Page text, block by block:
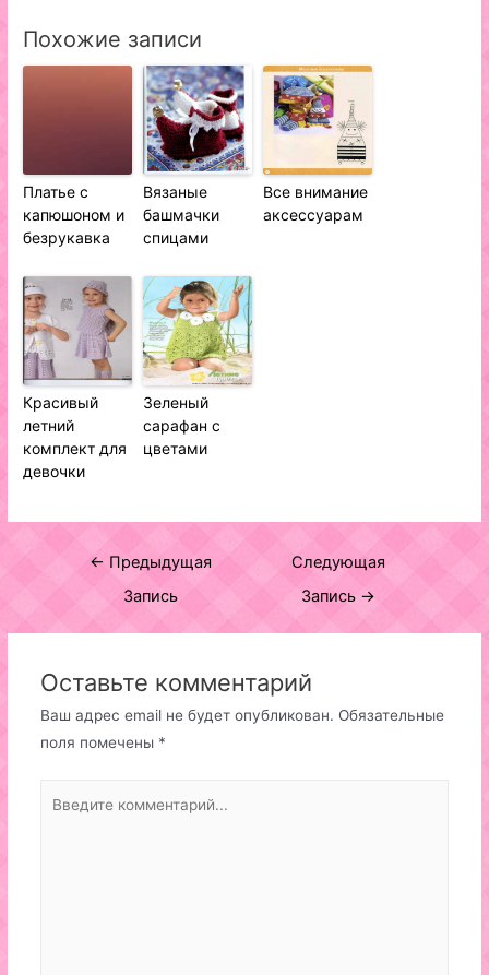
Похожие записи
Платье с
капюшоном и
безрукавка
Вязаные
башмачки
спицами
Все внимание
аксессуарам
Красивый
летний
комплект для
девочки
Зеленый
сарафан с
цветами
Навигация
← Предыдущая
Запись
Следующая
Запись →
Оставьте комментарий
Ваш адрес email не будет опубликован. Обязательные
поля помечены *